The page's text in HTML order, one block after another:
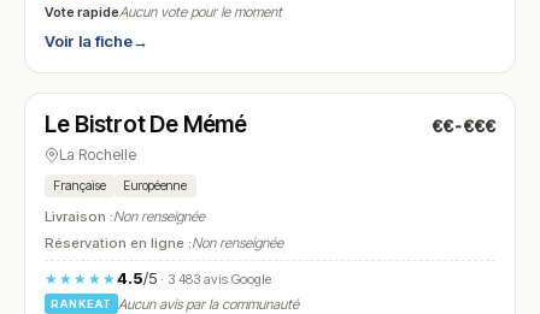
Vote rapideAucun vote pour le moment
Voir la fiche→
N° 25
Le Bistrot De Mémé €€-€€€
La Rochelle
Française Européenne
Livraison :Non renseignée
Réservation en ligne :Non renseignée
★★★★★4.5/5· 3 483 avis Google
RANKEAT
Aucun avis par la communauté